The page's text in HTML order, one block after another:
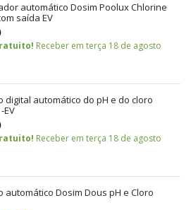
automático Dosim Poolux Chlorine
saída EV
Receber em terça 18 de agosto
digital automático do pH e do cloro
EV
Receber em terça 18 de agosto
automático Dosim Dous pH e Cloro